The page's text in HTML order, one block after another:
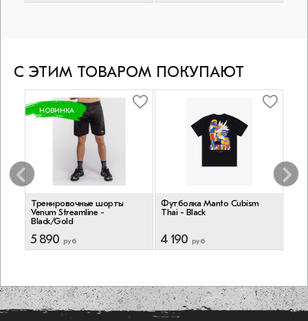
С ЭТИМ ТОВАРОМ ПОКУПАЮТ
НОВИНКА
Тренировочные шорты
Venum Streamline -
Black/Gold
5 890 руб
Футболка Manto Cubism
Thai - Black
4 190 руб